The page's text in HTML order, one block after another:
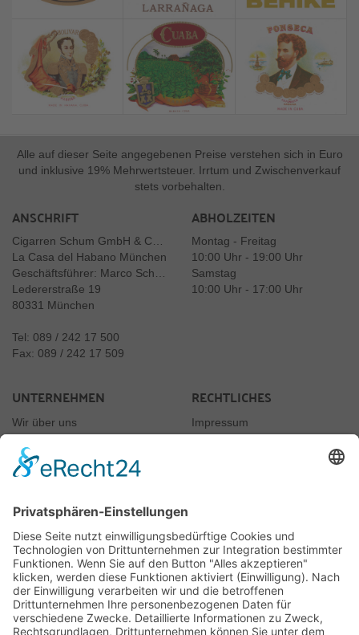
Alle auf dieser Seite angegebenen Preise verstehen sich in Euro
und inklusive 19% Mehrwertsteuer. Irrtum und Zwischenverkauf
stets vorbehalten.
ANSCHRIFT
Cigarren Schum GmbH & Co. KG
La Casa del Habano München
Geschäftsführer: Marco Schum
Ledererstraße 19
80331 München
Tel: 089 / 242 17 500
Fax: 089 / 242 17 509
ABHOLZEITEN
Montag - Freitag
10:00 Uhr - 19:00 Uhr
Samstag
10:00 Uhr - 17:00 Uhr
UNTERNEHMEN
Wir über uns
Kontakt
RECHTLICHES
Impressum
JUGENDSCHUTZ
Rauchen nur ab 18
§10 Jugendschutzgesetz
Für uns ist es selbstverständlich, dass wir unsere Produkte, wie es das Gesetz